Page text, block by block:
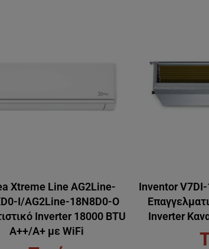
Xtreme Line AG2Line-
I/AG2Line-18N8D0-O
Inverter 18000 BTU
A++/A+ με WiFi
Inventor
Inverter